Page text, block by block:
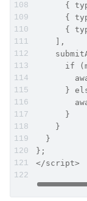
{
{
{
    ],
if
}
      }
    }
  }
};
</script>